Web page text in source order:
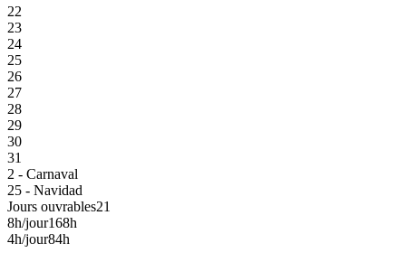
22
23
24
25
26
27
28
29
30
31
2 - Carnaval
25 - Navidad
Jours ouvrables21
8h/jour168h
4h/jour84h